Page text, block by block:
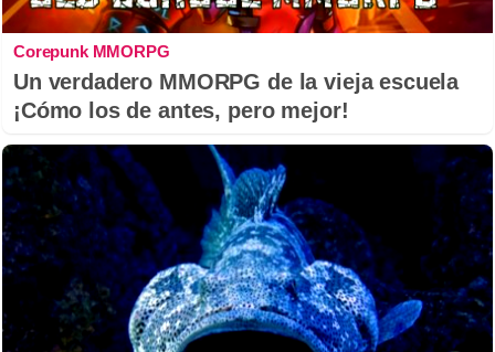
Corepunk MMORPG
Un verdadero MMORPG de la vieja escuela
¡Cómo los de antes, pero mejor!